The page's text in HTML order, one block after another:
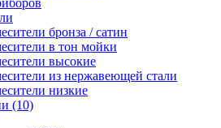
бронза / сатин
в тон мойки
высокие
из нержавеющей стали
низкие
(10)